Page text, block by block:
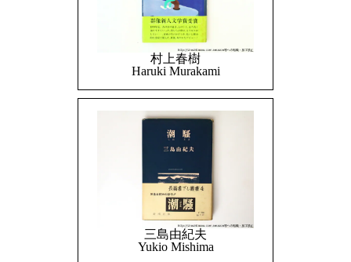
村上春樹
Haruki Murakami
三島由紀夫
Yukio Mishima